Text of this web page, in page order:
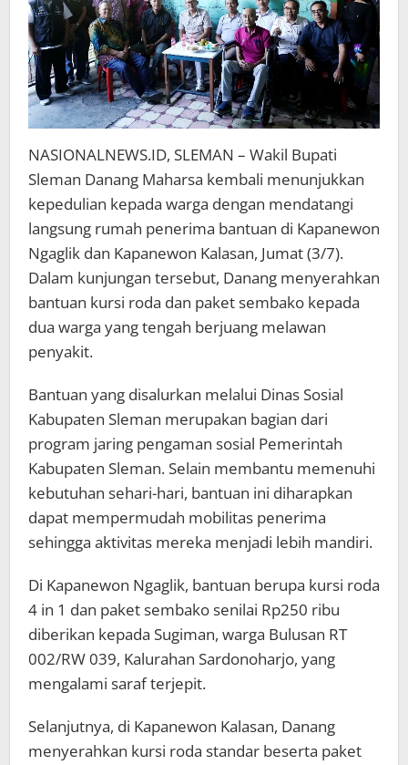
NASIONALNEWS.ID, SLEMAN – Wakil Bupati
Sleman Danang Maharsa kembali menunjukkan
kepedulian kepada warga dengan mendatangi
langsung rumah penerima bantuan di Kapanewon
Ngaglik dan Kapanewon Kalasan, Jumat (3/7).
Dalam kunjungan tersebut, Danang menyerahkan
bantuan kursi roda dan paket sembako kepada
dua warga yang tengah berjuang melawan
penyakit.
Bantuan yang disalurkan melalui Dinas Sosial
Kabupaten Sleman merupakan bagian dari
program jaring pengaman sosial Pemerintah
Kabupaten Sleman. Selain membantu memenuhi
kebutuhan sehari-hari, bantuan ini diharapkan
dapat mempermudah mobilitas penerima
sehingga aktivitas mereka menjadi lebih mandiri.
Di Kapanewon Ngaglik, bantuan berupa kursi roda
4 in 1 dan paket sembako senilai Rp250 ribu
diberikan kepada Sugiman, warga Bulusan RT
002/RW 039, Kalurahan Sardonoharjo, yang
mengalami saraf terjepit.
Selanjutnya, di Kapanewon Kalasan, Danang
menyerahkan kursi roda standar beserta paket